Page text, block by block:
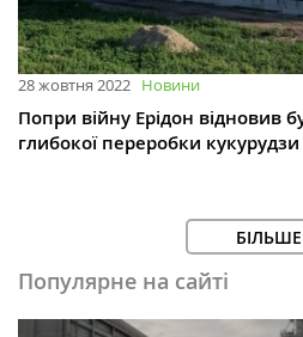
28 жовтня 2022 Новини
Попри війну Ерідон відновив
глибокої переробки кукурудзи
БІЛЬШЕ
Популярне на сайті